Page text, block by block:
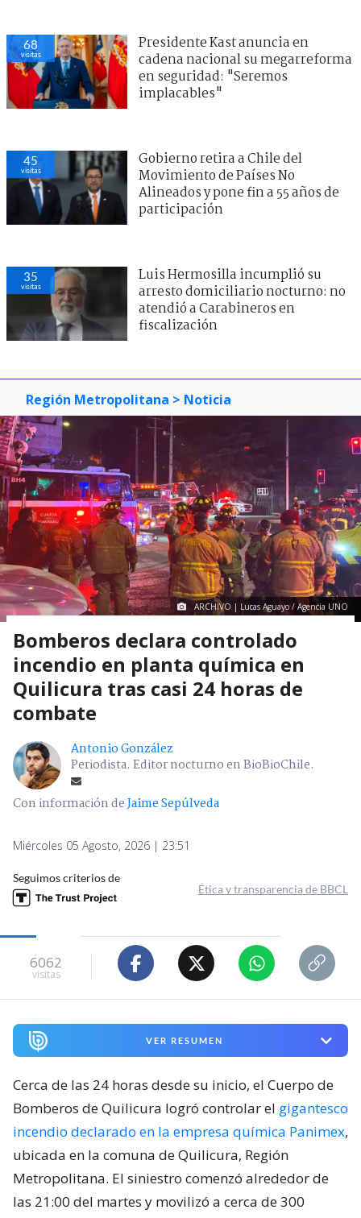
68
visitas
Presidente Kast anuncia en
cadena nacional su megarreforma
en seguridad: "Seremos
implacables"
45
visitas
Gobierno retira a Chile del
Movimiento de Países No
Alineados y pone fin a 55 años de
participación
35
visitas
Luis Hermosilla incumplió su
arresto domiciliario nocturno: no
atendió a Carabineros en
fiscalización
Región Metropolitana > Noticia
ARCHIVO | Lucas Aguayo / Agencia UNO
Bomberos declara controlado
incendio en planta química en
Quilicura tras casi 24 horas de
combate
Antonio González
Periodista. Editor nocturno en BioBioChile.
Con información deJaime Sepúlveda
Miércoles 05 Agosto, 2026 | 23:51
Seguimos criterios de
Ética y transparencia de BBCL
6062
visitas
VER RESUMEN
Cerca de las 24 horas desde su inicio, el Cuerpo de
Bomberos de Quilicura logró controlar el gigantesco
incendio declarado en la empresa química Panimex,
ubicada en la comuna de Quilicura, Región
Metropolitana. El siniestro comenzó alrededor de
las 21:00 del martes y movilizó a cerca de 300